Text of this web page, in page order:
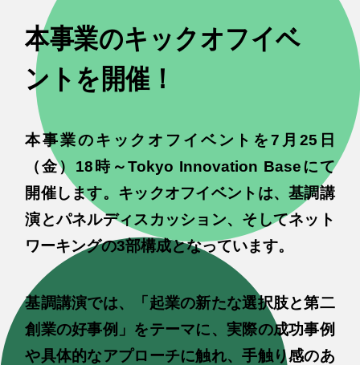
本事業のキックオフイベ
ントを開催！
本事業のキックオフイベントを7月25日
（金）18時～Tokyo Innovation Baseにて
開催します。キックオフイベントは、基調講
演とパネルディスカッション、そしてネット
ワーキングの3部構成となっています。
基調講演では、「起業の新たな選択肢と第二
創業の好事例」をテーマに、実際の成功事例
や具体的なアプローチに触れ、手触り感のあ